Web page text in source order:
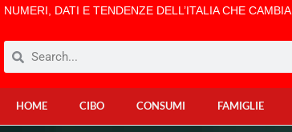
NUMERI, DATI E TENDENZE DELL’ITALIA CHE CAMBIA
HOME CIBO CONSUMI FAMIGLIE